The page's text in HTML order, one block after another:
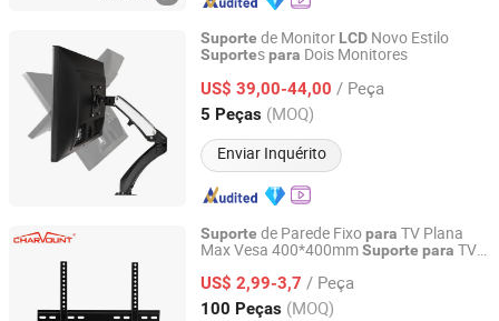
Suporte de Monitor LCD Novo Estilo
Suportespara Dois Monitores
US$ 39,00-44,00 / Peça
5 Peças (MOQ)
Enviar Inquérito
Foshan Comfort Furniture Co.,Ltd
Guangdong, China Desde 2018
Suporte de Parede Fixopara TV Plana
Max Vesa 400*400mmSuporte para TV
US$ 2,99-3,7 / Peça
100 Peças (MOQ)
Ningbo Charm-Tech Import and Export Corporation Ltd.
Zhejiang, China Desde 2007